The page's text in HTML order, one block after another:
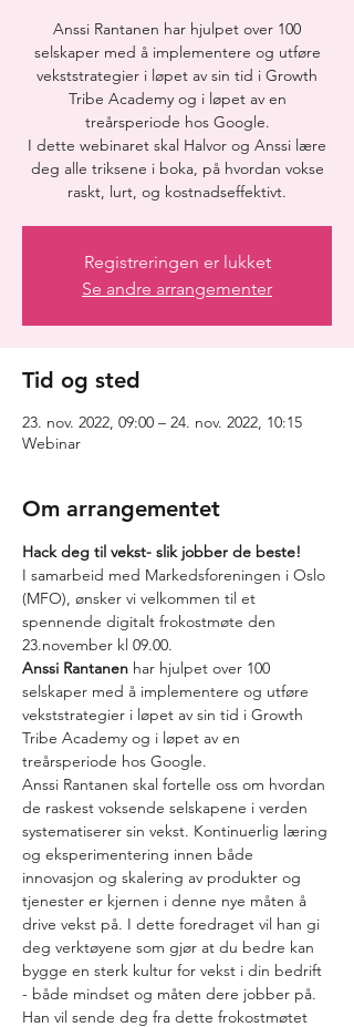
Anssi Rantanen har hjulpet over 100
selskaper med å implementere og utføre
vekststrategier i løpet av sin tid i Growth
Tribe Academy og i løpet av en
treårsperiode hos Google.
I dette webinaret skal Halvor og Anssi lære
deg alle triksene i boka, på hvordan vokse
raskt, lurt, og kostnadseffektivt.
Registreringen er lukket
Se andre arrangementer
Tid og sted
23. nov. 2022, 09:00 – 24. nov. 2022, 10:15
Webinar
Om arrangementet
Hack deg til vekst- slik jobber de beste!
I samarbeid med Markedsforeningen i Oslo
(MFO), ønsker vi velkommen til et
spennende digitalt frokostmøte den
23.november kl 09.00.
Anssi Rantanen har hjulpet over 100
selskaper med å implementere og utføre
vekststrategier i løpet av sin tid i Growth
Tribe Academy og i løpet av en
treårsperiode hos Google.
Anssi Rantanen skal fortelle oss om hvordan
de raskest voksende selskapene i verden
systematiserer sin vekst. Kontinuerlig læring
og eksperimentering innen både
innovasjon og skalering av produkter og
tjenester er kjernen i denne nye måten å
drive vekst på. I dette foredraget vil han gi
deg verktøyene som gjør at du bedre kan
bygge en sterk kultur for vekst i din bedrift
- både mindset og måten dere jobber på.
Han vil sende deg fra dette frokostmøtet